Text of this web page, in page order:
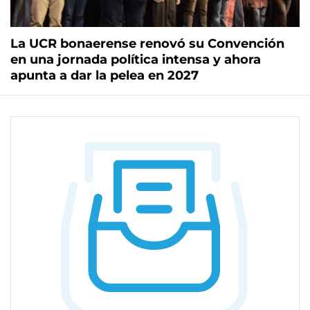
La UCR bonaerense renovó su Convención
en una jornada política intensa y ahora
apunta a dar la pelea en 2027